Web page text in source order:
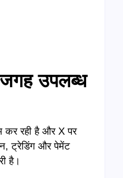
उपलब्ध
कर रही है और X पर
ट्रेडिंग और पेमेंट
है।